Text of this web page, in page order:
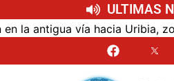
ULTIMAS
vía hacia Uribia, zona